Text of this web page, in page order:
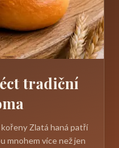
tradiční
Zlatá haná patří
mnohem více než jen